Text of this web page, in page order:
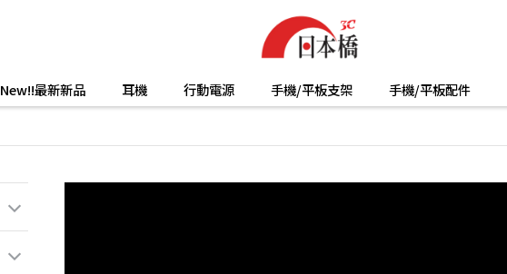
New!!最新新品 耳機 行動電源 手機/平板支架 手機/平板配件